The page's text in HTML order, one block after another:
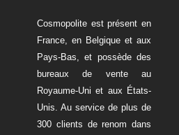
Cosmopolite est présent en
France, en Belgique et aux
Pays-Bas, et possède des
bureaux de vente au
Royaume-Uni et aux États-
Unis. Au service de plus de
300 clients de renom dans